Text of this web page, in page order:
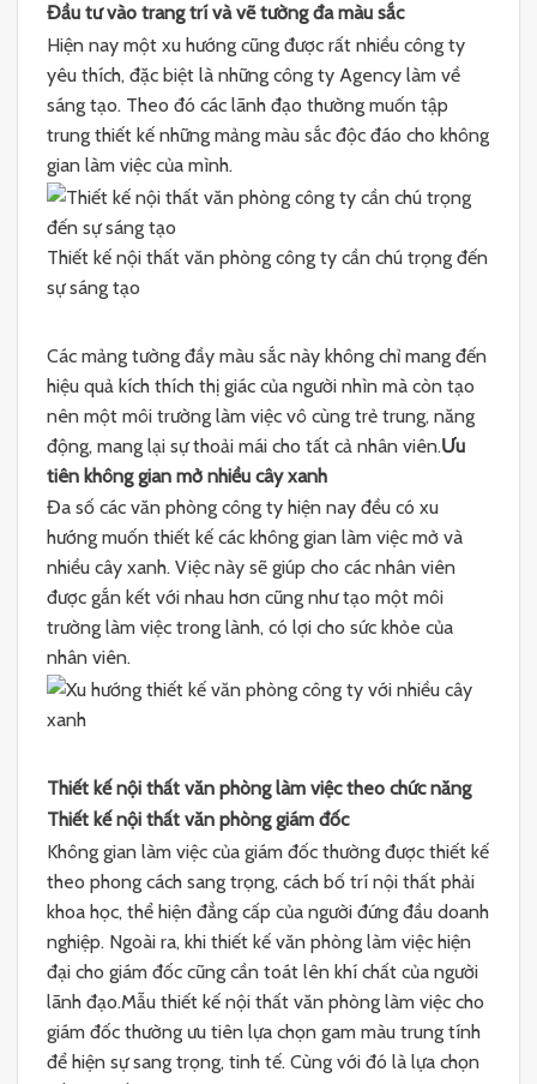
Đầu tư vào trang trí và vẽ tường đa màu sắc
Hiện nay một xu hướng cũng được rất nhiều công ty
yêu thích, đặc biệt là những công ty Agency làm về
sáng tạo. Theo đó các lãnh đạo thường muốn tập
trung thiết kế những mảng màu sắc độc đáo cho không
gian làm việc của mình.
Thiết kế nội thất văn phòng công ty cần chú trọng đến
sự sáng tạo
Các mảng tường đầy màu sắc này không chỉ mang đến
hiệu quả kích thích thị giác của người nhìn mà còn tạo
nên một môi trường làm việc vô cùng trẻ trung, năng
động, mang lại sự thoải mái cho tất cả nhân viên.Ưu
tiên không gian mở nhiều cây xanh
Đa số các văn phòng công ty hiện nay đều có xu
hướng muốn thiết kế các không gian làm việc mở và
nhiều cây xanh. Việc này sẽ giúp cho các nhân viên
được gắn kết với nhau hơn cũng như tạo một môi
trường làm việc trong lành, có lợi cho sức khỏe của
nhân viên.
Thiết kế nội thất văn phòng làm việc theo chức năng
Thiết kế nội thất văn phòng giám đốc
Không gian làm việc của giám đốc thường được thiết kế
theo phong cách sang trọng, cách bố trí nội thất phải
khoa học, thể hiện đẳng cấp của người đứng đầu doanh
nghiệp. Ngoài ra, khi thiết kế văn phòng làm việc hiện
đại cho giám đốc cũng cần toát lên khí chất của người
lãnh đạo.Mẫu thiết kế nội thất văn phòng làm việc cho
giám đốc thường ưu tiên lựa chọn gam màu trung tính
để hiện sự sang trọng, tinh tế. Cùng với đó là lựa chọn